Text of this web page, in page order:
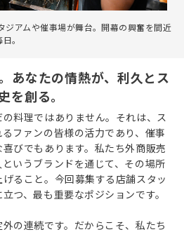
ジアムや催事場が舞台。開幕の興奮を間近
。
あなたの情熱が、利久とス
を創る。
の料理ではありません。それは、ス
ファンの皆様の活力であり、催事
びでもあります。私たち外商販売
いうブランドを通じて、その場所
ること。今回募集する店舗スタッ
つ、最も重要なポジションです。
の連続です。だからこそ、私たち